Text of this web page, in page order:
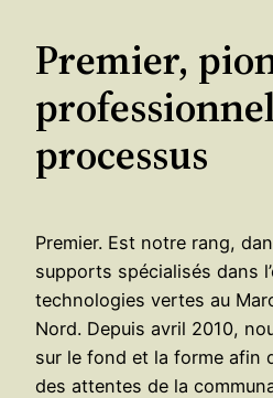
Premier,
processus
Premier. Est notre rang,
supports spécialisés dans
technologies vertes au
Nord. Depuis avril 2010,
sur le fond et la forme afin
des attentes de la